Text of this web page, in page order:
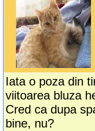
Iata o poza din
viitoarea bluza
Cred ca dupa
bine, nu?